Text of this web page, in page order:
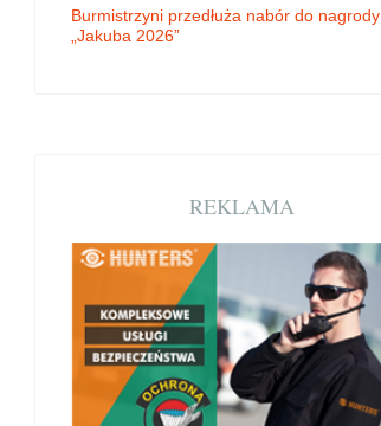
Burmistrzyni przedłuża nabór do nagrody
„Jakuba 2026”
REKLAMA